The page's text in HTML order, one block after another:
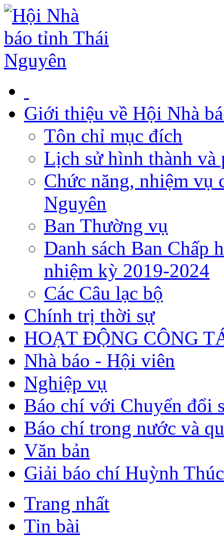
Giới thiệu về Hội Nhà
Tôn chỉ mục đích
Lịch sử hình thành và
Chức năng, nhiệm vụ
Nguyên
Ban Thường vụ
Danh sách Ban Chấp
nhiệm kỳ 2019-2024
Các Câu lạc bộ
Chính trị thời sự
HOẠT ĐỘNG CÔNG
Nhà báo - Hội viên
Nghiệp vụ
Báo chí với Chuyển đổi
Báo chí trong nước và
Văn bản
Giải báo chí Huỳnh
Trang nhất
Tin bài